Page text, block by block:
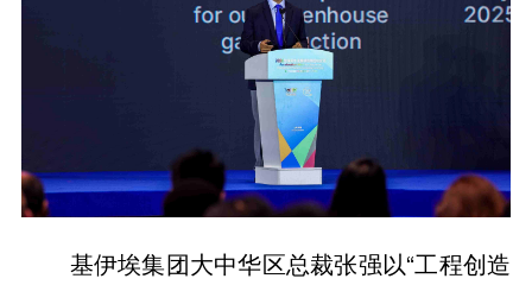
基伊埃集团大中华区总裁张强以“工程创造